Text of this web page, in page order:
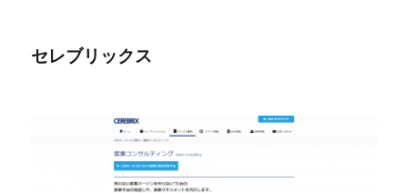
セレブリックス